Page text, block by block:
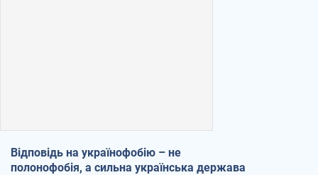
Відповідь на українофобію – не
полонофобія, а сильна українська держава